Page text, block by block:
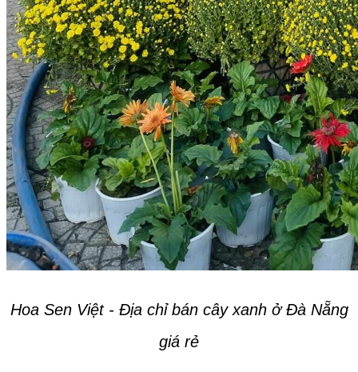
Hoa Sen Việt - Địa chỉ bán cây xanh ở Đà Nẵng
giá rẻ